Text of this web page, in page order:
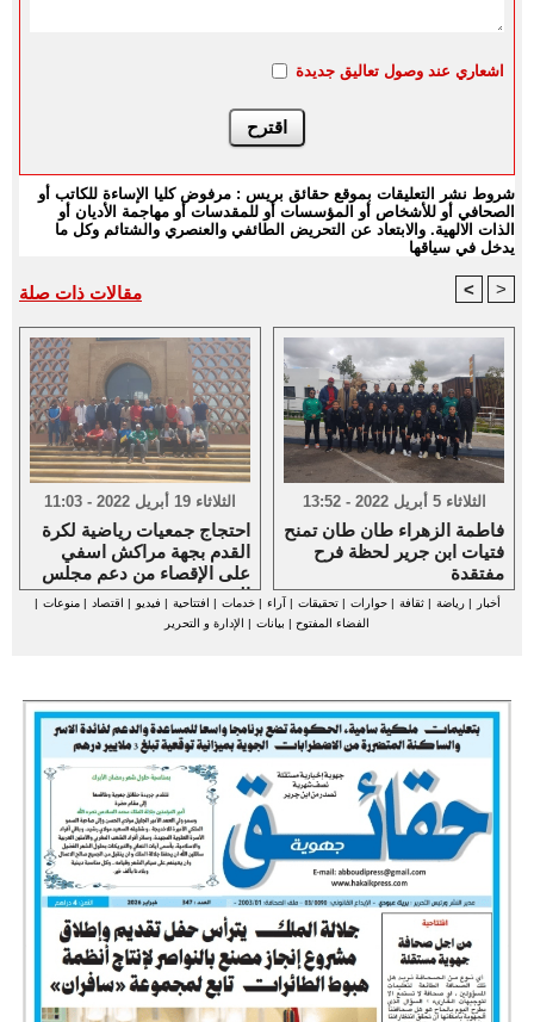
اشعاري عند وصول تعاليق جديدة
شروط نشر التعليقات بموقع حقائق بريس : مرفوض كليا الإساءة للكاتب أو
الصحافي أو للأشخاص أو المؤسسات أو للمقدسات أو مهاجمة الأديان أو
الذات الالهية. والابتعاد عن التحريض الطائفي والعنصري والشتائم وكل ما
يدخل في سياقها
مقالات ذات صلة < >
الثلاثاء 19 أبريل 2022 - 11:03
احتجاج جمعيات رياضية لكرة
القدم بجهة مراكش اسفي
على الإقصاء من دعم مجلس
الجهة
الثلاثاء 5 أبريل 2022 - 13:52
فاطمة الزهراء طان طان تمنح
فتيات ابن جرير لحظة فرح
مفتقدة
أخبار |رياضة |ثقافة |حوارات |تحقيقات | آراء |خدمات | افتتاحية | فيديو | اقتصاد |منوعات |
الفضاء المفتوح | بيانات | الإدارة و التحرير